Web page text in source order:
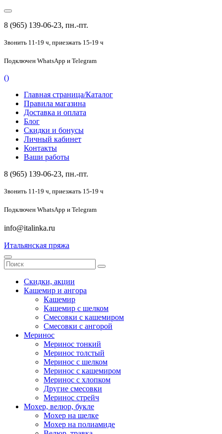
8 (965) 139-06-23, пн.-пт.
Звонить 11-19 ч, приезжать 15-19 ч
Подключен WhatsApp и Telegram
()
Главная страница/Каталог
Правила магазина
Доставка и оплата
Блог
Скидки и бонусы
Личный кабинет
Контакты
Ваши работы
8 (965) 139-06-23, пн.-пт.
Звонить 11-19 ч, приезжать 15-19 ч
Подключен WhatsApp и Telegram
info@italinka.ru
Итальянская пряжа
Скидки, акции
Кашемир и ангора
Кашемир
Кашемир с шелком
Смесовки с кашемиром
Смесовки с ангорой
Меринос
Меринос тонкий
Меринос толстый
Меринос с шелком
Меринос с кашемиром
Меринос с хлопком
Другие смесовки
Меринос стрейч
Мохер, велюр, букле
Мохер на шелке
Мохер на полиамиде